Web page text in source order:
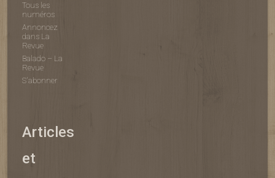
Tous les
numéros
Annoncez
dans La
Revue
Balado – La
Revue
S'abonner
Articles
et